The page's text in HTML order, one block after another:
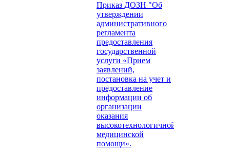
Приказ ДОЗН "Об
утверждении
административного
регламента
предоставления
государственной
услуги «Прием
заявлений,
постановка на учет и
предоставление
информации об
организации
оказания
высокотехнологичной
медицинской
помощи».